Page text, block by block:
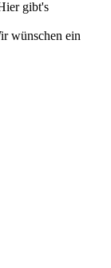
gibt's
wünschen ein